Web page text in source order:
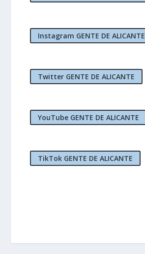
Instagram GENTE DE ALICANTE
Twitter GENTE DE ALICANTE
YouTube GENTE DE ALICANTE
TikTok GENTE DE ALICANTE